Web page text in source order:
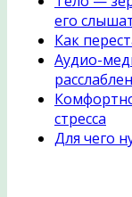
его
Как
Аудио-
стресса
Для чего